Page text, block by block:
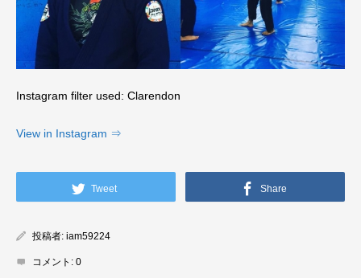
Instagram filter used: Clarendon
View in Instagram ⇒
Tweet Share
投稿者: iam59224
コメント: 0